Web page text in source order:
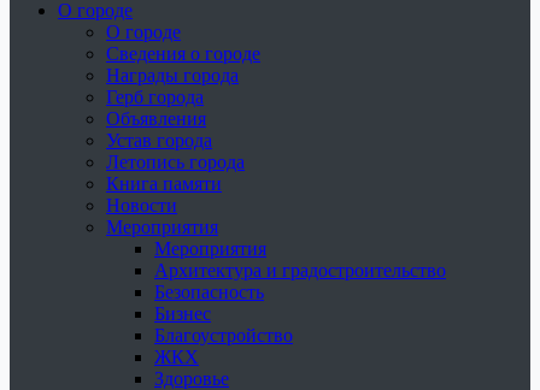
О городе
О городе
Сведения о городе
Награды города
Герб города
Объявления
Устав города
Летопись города
Книга памяти
Новости
Мероприятия
Мероприятия
Архитектура и градостроительство
Безопасность
Бизнес
Благоустройство
ЖКХ
Здоровье